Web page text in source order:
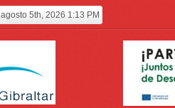
agosto 5th, 2026 1:13 PM